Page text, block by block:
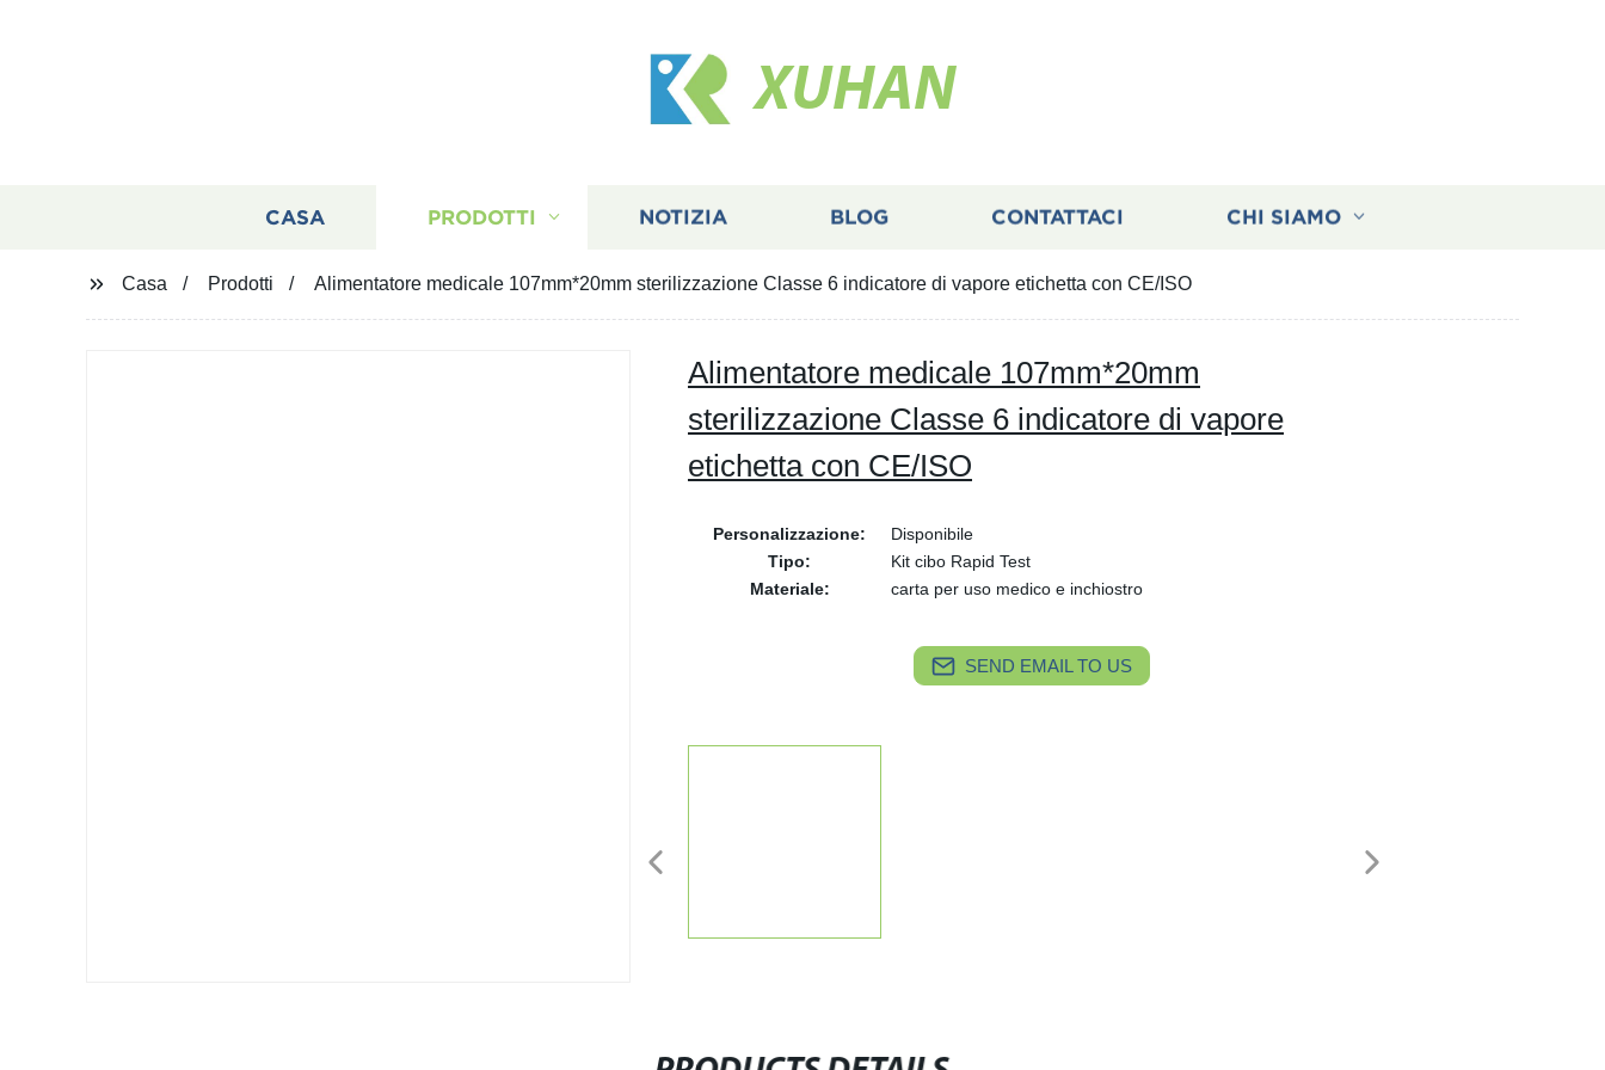
XUHAN
CASA PRODOTTI NOTIZIA BLOG CONTATTACI CHI SIAMO
Casa Prodotti Alimentatore medicale 107mm*20mm sterilizzazione Classe 6 indicatore di vapore etichetta con CE/ISO
Alimentatore medicale 107mm*20mm
sterilizzazione Classe 6 indicatore di vapore
etichetta con CE/ISO
Personalizzazione:
Disponibile
Tipo:
Kit cibo Rapid Test
Materiale:
carta per uso medico e inchiostro
SEND EMAIL TO US